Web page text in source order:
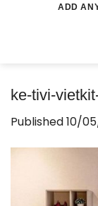
ADD
ke-tivi-
Published10/